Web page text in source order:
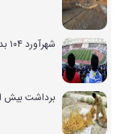
شهرآورد ۱۰۴ بدون حضور بانوان
برداشت بیش از ۳۰۰ هزار تن خرما ازنخلستان‌های سیستان